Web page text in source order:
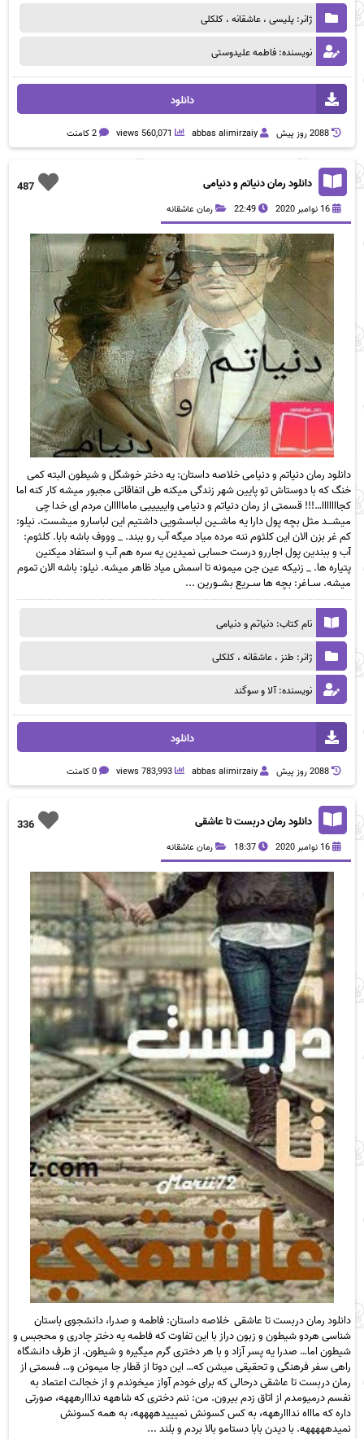
ژانر: پلیسی ، عاشقانه ، کلکلی
نویسنده: فاطمه علیدوستی
دانلود
2088 روز پيش abbas alimirzaiy
560,071 views 2 کامنت
487 دانلود رمان دنیاتم و دنیامی
16 نوامبر 2020 22:49 رمان عاشقانه
دانلود رمان دنیاتم و دنیامی خلاصه داستان: یه دختر خوشگل و شیطون البته کمی
خنگ که با دوستاش تو پایین شهر زندگی میکنه طی اتفاقاتی مجبور میشه کار کنه اما
کجااااااا…!!! قسمتی از رمان دنیاتم و دنیامی وایییییی مامااااان مردم ای خدا چی
میشـــد مثل بچه پول دارا یه ماشــین لباسشویی داشتیم این لباسارو میشست. نیلو:
کم غر بزن الان این کلثوم ننه مرده میاد میگه آب رو ببند. _ وووف باشه بابا. کلثوم:
آب و ببندین پول اجاررو درست حسابی نمیدین یه سره هم آب و استفاد میکنین
پتیاره ها. _ زنیکه عین جن میمونه تا اسمش میاد ظاهر میشه. نیلو: باشه الان تموم
میشه. ســاغر: بچه ها ســریع بشــورین ...
نام کتاب: دنیاتم و دنیامی
ژانر: طنز ، عاشقانه ، کلکلی
نویسنده: آلا و سوگند
دانلود
2088 روز پيش abbas alimirzaiy
783,993 views 0 کامنت
336 دانلود رمان دربست تا عاشقی
16 نوامبر 2020 18:37 رمان عاشقانه
دانلود رمان دربست تا عاشقی خلاصه داستان: فاطمه و صدرا، دانشجوی باستان
شناسی هردو شیطون و زبون دراز با این تفاوت که فاطمه یه دختر چادری و محجبس و
شیطون اما… صدرا یه پسر آزاد و با هر دختری گرم میگیره و شیطون. از طرف دانشگاه
راهی سفر فرهنگی و تحقیقی میشن که… این دوتا از قطار جا میمونن و… فسمتی از
رمان دربست تا عاشقی درحالی که برای خودم آواز میخوندم و از خجالت اعتماد به
نفسم درمیومدم از اتاق زدم بیرون. من: ننم دختری که شاههه ندااارهههه، صورتی
داره که ماااه ندااارههه، به کس کسونش نمیییدههههه، به همه کسونش
نمیدهههههه. با دیدن بابا دستامو بالا بردم و بلند ...